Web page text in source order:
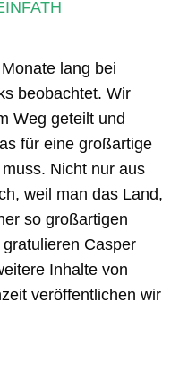
lang bei
beobachtet. Wir
Weg geteilt und
für eine großartige
Nicht nur aus
weil man das Land,
so großartigen
Casper
Inhalte von
veröffentlichen wir